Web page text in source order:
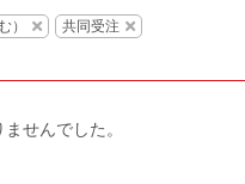
） 共同受注
せんでした。